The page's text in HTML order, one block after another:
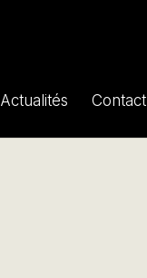
Actualités Contact